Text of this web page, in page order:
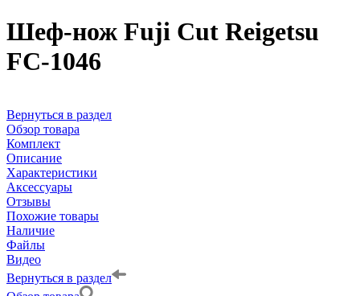
Шеф-нож Fuji Cut Reigetsu
FC-1046
Вернуться в раздел
Обзор товара
Комплект
Описание
Характеристики
Аксессуары
Отзывы
Похожие товары
Наличие
Файлы
Видео
Вернуться в раздел